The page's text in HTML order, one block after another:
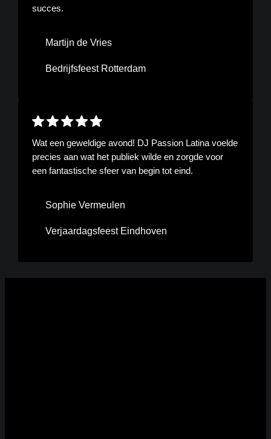
succes.
Martijn de Vries
Bedrijfsfeest Rotterdam
Wat een geweldige avond! DJ Passion Latina voelde
precies aan wat het publiek wilde en zorgde voor
een fantastische sfeer van begin tot eind.
Sophie Vermeulen
Verjaardagsfeest Eindhoven